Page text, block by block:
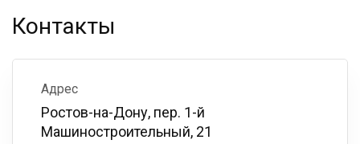
Контакты
Адрес
Ростов-на-Дону, пер. 1-й
Машиностроительный, 21